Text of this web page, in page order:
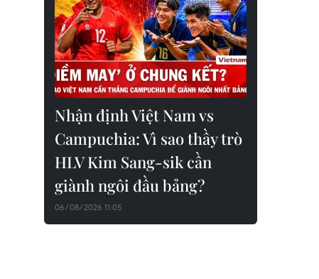
Nhận định Việt Nam vs
Campuchia: Vì sao thầy trò
HLV Kim Sang-sik cần
giành ngôi đầu bảng?
06/08/2026 11:05